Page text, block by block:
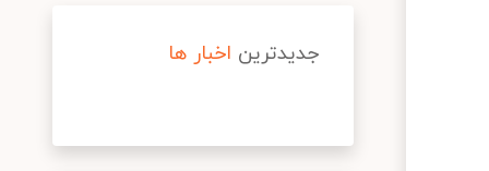
جدیدترین اخبار ها